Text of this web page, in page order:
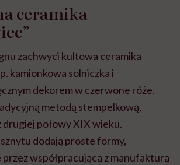
ceramika
zachwyci kultowa ceramika
kamionkowa solniczka i
dekorem w czerwone róże.
metodą stempelkową,
drugiej połowy XIX wieku.
dodają proste formy,
współpracującą z manufakturą